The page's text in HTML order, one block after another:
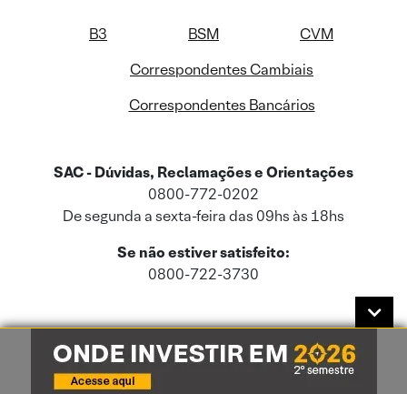
B3 BSM
CVM
Correspondentes Cambiais
Correspondentes Bancários
SAC - Dúvidas, Reclamações e Orientações
0800-772-0202
De segunda a sexta-feira das 09hs às 18hs
Se não estiver satisfeito:
0800-722-3730
Este site usa cookies e dados pessoais de acordo com a nossaPolítica de
Cookies
e a nossaPolítica de Privacidade.